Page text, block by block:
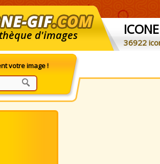
d'images ICONE
36922
votre image !